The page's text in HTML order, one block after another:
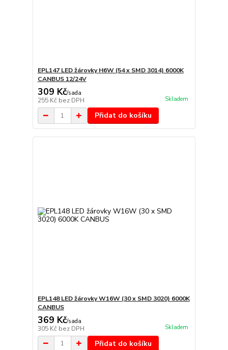
EPL147 LED žárovky H6W (54 x SMD 3014) 6000K
CANBUS 12/24V
309 Kč/sada
255 Kč bez DPH Skladem
Přidat do košíku
EPL148 LED žárovky W16W (30 x SMD 3020) 6000K
CANBUS
369 Kč/sada
305 Kč bez DPH Skladem
Přidat do košíku